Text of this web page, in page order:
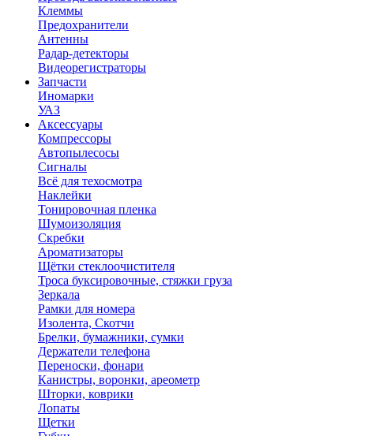
Клеммы
Предохранители
Антенны
Радар-детекторы
Видеорегистраторы
Запчасти
Иномарки
УАЗ
Аксесcуары
Компрессоры
Автопылесосы
Сигналы
Всё для техосмотра
Наклейки
Тонировочная пленка
Шумоизоляция
Скребки
Ароматизаторы
Щётки стеклоочистителя
Троса буксировочные, стяжки груза
Зеркала
Рамки для номера
Изолента, Скотчи
Брелки, бумажники, сумки
Держатели телефона
Переноски, фонари
Канистры, воронки, ареометр
Шторки, коврики
Лопаты
Щетки